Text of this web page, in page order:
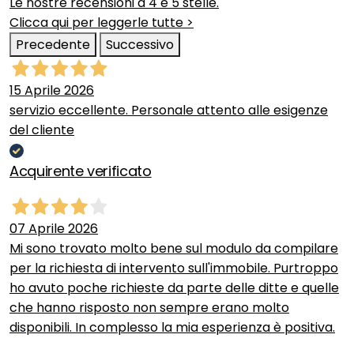
Clicca qui per leggerle tutte >
Precedente
Successivo
15 Aprile 2026
servizio eccellente. Personale attento alle esigenze
del cliente
Acquirente verificato
07 Aprile 2026
Mi sono trovato molto bene sul modulo da compilare
per la richiesta di intervento sull'immobile. Purtroppo
ho avuto poche richieste da parte delle ditte e quelle
che hanno risposto non sempre erano molto
disponibili. In complesso la mia esperienza è positiva.